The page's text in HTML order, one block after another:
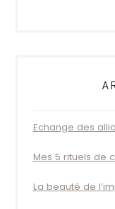
Echange des
Mes 5 rituels de
La beauté de